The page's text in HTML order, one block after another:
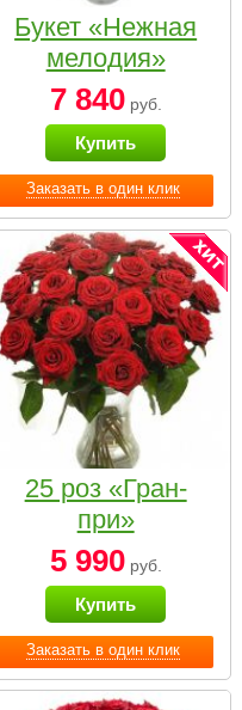
Заказать в один клик
Букет «Нежная
мелодия»
7 840руб.
Купить
Заказать в один клик
25 роз «Гран-
при»
5 990руб.
Купить